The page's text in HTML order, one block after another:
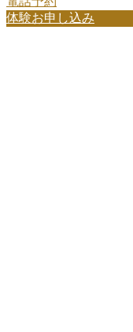
体験お申し込み